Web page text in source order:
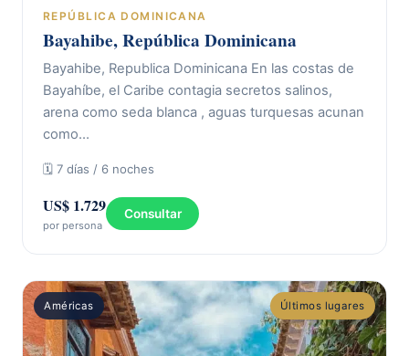
REPÚBLICA DOMINICANA
Bayahibe, República Dominicana
Bayahibe, Republica Dominicana En las costas de
Bayahíbe, el Caribe contagia secretos salinos,
arena como seda blanca , aguas turquesas acunan
como…
🗓 7 días / 6 noches
US$ 1.729
por persona
Consultar
Américas Últimos lugares